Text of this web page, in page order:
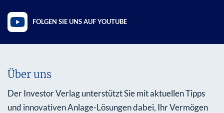
FOLGEN SIE UNS AUF YOUTUBE
Über uns
Der Investor Verlag unterstützt Sie mit aktuellen Tipps
und innovativen Anlage-Lösungen dabei, Ihr Vermögen